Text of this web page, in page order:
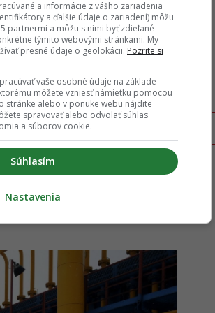
dosiahnuteľný
zabezpečiť dostatok
naplnenosť takmer 42 % a
plná kapacita. SPP
Export, ale aj od
cez Rakúsko, Českú
8 miliónov m³ denne z
spotreba krajiny sa pritom
a informácie z vášho zariadenia
a ďalšie údaje o zariadení) môžu
partnermi a môžu s nimi byť zdieľané
týmito webovými stránkami. My
presné údaje o geolokácii. Pozrite si
vaše osobné údaje na základe
môžete vzniesť námietku pomocou
stránke alebo v ponuke webu nájdite
spravovať alebo odvolať súhlas
a súborov cookie.
Súhlasím
Nastavenia